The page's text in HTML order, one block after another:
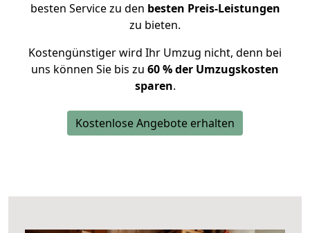
besten Service zu den besten Preis-Leistungen
zu bieten.
Kostengünstiger wird Ihr Umzug nicht, denn bei
uns können Sie bis zu 60 % der Umzugskosten
sparen.
Kostenlose Angebote erhalten